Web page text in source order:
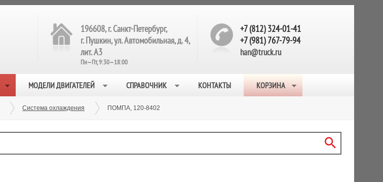
196608, г. Санкт-Петербург,
г. Пушкин, ул. Автомобильная, д. 4,
лит. А3
Пн—Пт, 9:30—18:00
+7 (812) 324-01-41
+7 (981) 767-79-94
han@truck.ru
МОДЕЛИ ДВИГАТЕЛЕЙ СПРАВОЧНИК КОНТАКТЫ КОРЗИНА
Система охлаждения ПОМПА, 120-8402